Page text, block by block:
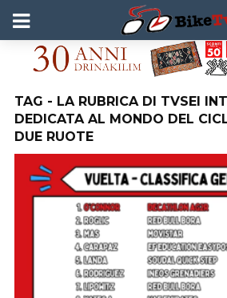
TAG - LA RUBRICA DI TVSEI
DEDICATA AL MONDO DEL
DUE RUOTE